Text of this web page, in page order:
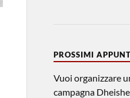
PROSSIMI
Vuoi organizzare
campagna